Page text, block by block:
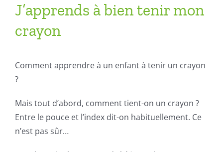
J’apprends à bien tenir mon
crayon
Comment apprendre à un enfant à tenir un crayon
?
Mais tout d’abord, comment tient-on un crayon ?
Entre le pouce et l’index dit-on habituellement. Ce
n’est pas sûr…